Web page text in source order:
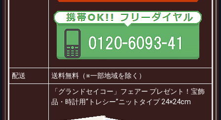
配送 送料無料（※一部地域を除く）
「グランドセイコー」フェアー プレゼント！宝飾
品・時計用“トレシー”ニットタイプ 24×24cm